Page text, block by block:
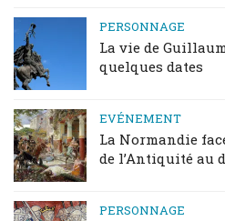
PERSONNAGE
La vie de
quelques dates
EVÉNEMENT
La Normandie
de l’Antiquité au
PERSONNAGE